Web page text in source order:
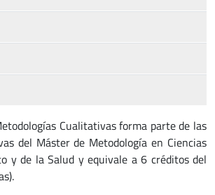
Cualitativas forma parte de las
del Máster de Metodología en Ciencias
y de la Salud y equivale a 6 créditos del